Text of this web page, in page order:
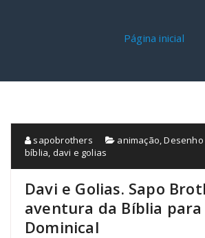
Página inicial
sapobrothers animação,
bíblia, davi e golias
Davi e Golias. Sapo
aventura da Bíblia para
Dominical